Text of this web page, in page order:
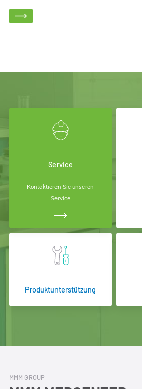
Service
Kontaktieren Sie unseren
Service
Produktunterstützung
MMM GROUP